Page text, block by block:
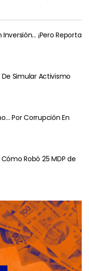
¡Pero Reporta
Simular Activismo
Por Corrupción En
Robó 25 MDP de